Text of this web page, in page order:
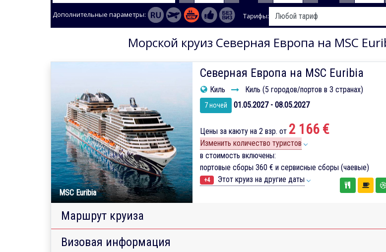
Дополнительные параметры: Тарифы:
Морской круиз Северная Европа на MSC
MSC Euribia
Северная Европа на MSC Euribia
Киль Киль (5 городов/портов в 3 странах)
7 ночей 01.05.2027 - 08.05.2027
Цены за каюту на 2 взр. от 2 166 €
Изменить количество туристов
в стоимость включены:
портовые сборы 360 € и сервисные сборы (чаевые)
+4 Этот круиз на другие даты
Маршрут круиза
Визовая информация